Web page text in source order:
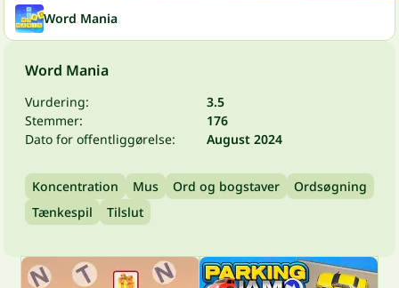
Word Mania
Word Mania
Vurdering:
3.5
Stemmer:
176
Dato for offentliggørelse:
August 2024
Koncentration Mus Ord og bogstaver
Ordsøgning
Tænkespil
Tilslut